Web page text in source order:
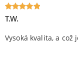
Oceniony
T.W.
Vysoká kvalita, a